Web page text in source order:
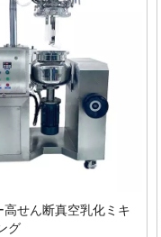
せん断真空乳化ミキ
グ